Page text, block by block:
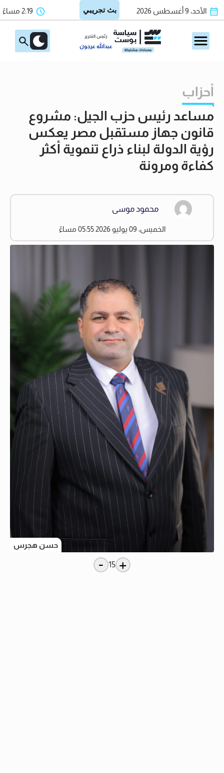
الأحد، 9 أغسطس 2026 2:19 مساءً
رئيس التحرير
عبدالله عرجون
أحزاب
مساعد رئيس حزب الجيل: مشروع
قانون جهاز مستقبل مصر يعكس
رؤية الدولة لبناء ذراع تنموية أكثر
كفاءة ومرونة
محمود موسى
الخميس، 09 يوليو 2026 05:55 مساءً
حسن هجرس
+
15
-